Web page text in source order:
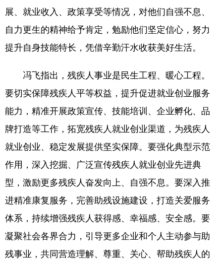
展、就业收入、政策享受等情况，对他们自强不息、
自力更生的精神给予肯定，勉励他们坚定信心，努力
提升自身技能特长，凭借辛勤汗水收获美好生活。
冯飞指出，残疾人事业是民生工程、暖心工程。
要切实保障残疾人平等权益，提升促进就业创业服务
能力，精准开展政策宣传、技能培训、企业孵化、品
牌打造等工作，拓宽残疾人就业创业渠道，为残疾人
就业创业、稳定发展提供坚实保障。要强化典型示范
作用，深入挖掘、广泛宣传残疾人就业创业先进典
型，激励更多残疾人奋发向上、自强不息。要深入推
进精准康复服务，完善助残设施建设，打造关爱服务
体系，持续增强残疾人获得感、幸福感、安全感。要
凝聚社会各界合力，引导更多企业和个人主动参与助
残事业，共同营造理解、尊重、关心、帮助残疾人的